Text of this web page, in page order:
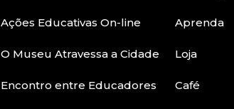
Ações Educativas On-line
O Museu Atravessa a Cidade
Encontro entre Educadores
Aprenda
Loja
Café